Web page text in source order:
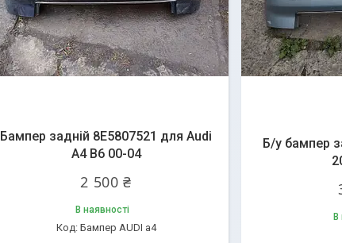
Бампер задній 8E5807521 для Audi
A4 B6 00-04
2 500 ₴
В наявності
Бампер AUDI a4
Б/у бампер
В